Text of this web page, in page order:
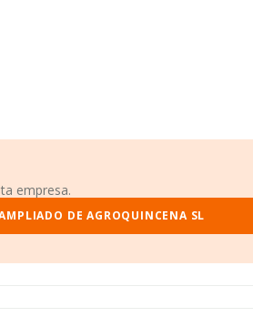
empresa.
DE AGROQUINCENA SL